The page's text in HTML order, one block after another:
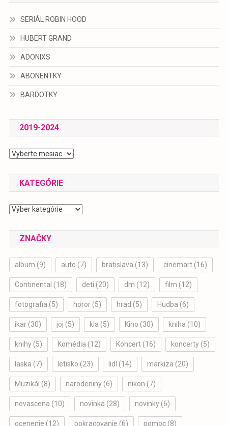
SERIÁL ROBIN HOOD
HUBERT GRAND
ADONIXS
ABONENTKY
BARDOTKY
2019-2024
2019-
KATEGÓRIE
Kategórie
ZNAČKY
album (9) auto (7) bratislava (13) cinemart(16)
Continental (18) deti (20) dm (12) film (12)
fotografia (5) horor(5) hrad (5) Hudba (6)
ikar(30) joj (5) kia (5) Kino (30) kniha (10)
knihy(5) Komédia (12) Koncert(16) koncerty(5)
laska (7) letisko (23) lidl (14) markiza (20)
Muzikál (8) narodeniny(6) nikon (7)
novascena (10) novinka (28) novinky(6)
ocenenie (12) pokracovanie (6) pomoc(8)